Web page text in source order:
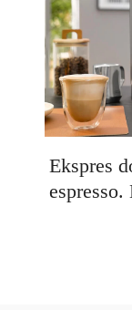
Ekspres